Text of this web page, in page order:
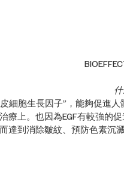
細胞生長因子”，能夠促進
療上。也因為EGF有較強的
達到消除皺紋、預防色素沉